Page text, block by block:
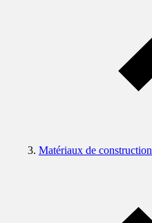
Matériaux de construction